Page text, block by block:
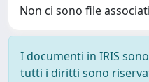
Non ci sono file
I documenti in IRIS
tutti i diritti sono